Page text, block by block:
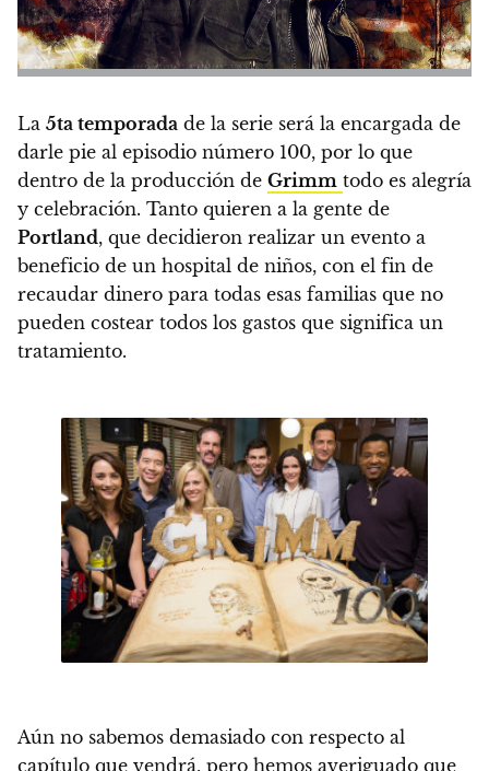
La 5ta temporada de la serie será la encargada de
darle pie al episodio número 100, por lo que
dentro de la producción de Grimm todo es alegría
y celebración. Tanto quieren a la gente de
Portland, que decidieron realizar un evento a
beneficio de un hospital de niños, con el fin de
recaudar dinero para todas esas familias que no
pueden costear todos los gastos que significa un
tratamiento.
Aún no sabemos demasiado con respecto al
capítulo que vendrá, pero hemos averiguado que